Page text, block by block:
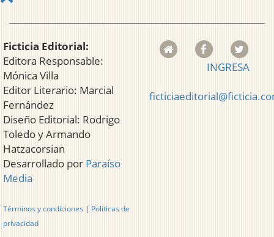
Ficticia Editorial:
Editora Responsable:
Mónica Villa
Editor Literario: Marcial
Fernández
Diseño Editorial: Rodrigo
Toledo y Armando
Hatzacorsian
Desarrollado por Paraíso
Media
Términos y condiciones | Políticas de
privacidad
INGRESA